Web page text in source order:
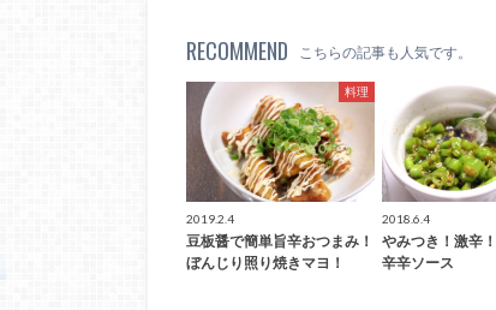
RECOMMEND こちらの記事も人気です。
料理
2019.2.4
豆板醤で簡単旨辛おつまみ！
ぼんじり照り焼きマヨ！
2018.6.4
やみつき！激辛
辛辛ソース